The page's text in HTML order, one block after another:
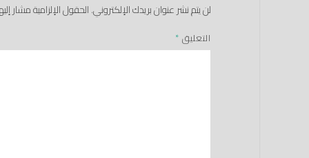
لن يتم نشر عنوان بريدك الإلكتروني.الحقول الإلزامية مشار
التعليق *